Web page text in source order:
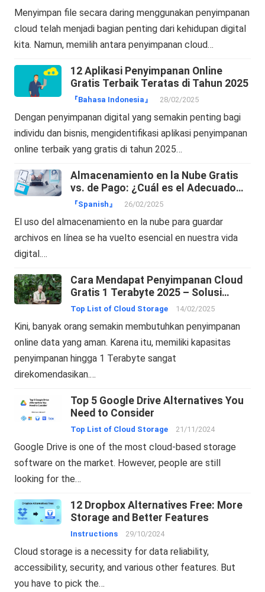
Menyimpan file secara daring menggunakan penyimpanan
cloud telah menjadi bagian penting dari kehidupan digital
kita. Namun, memilih antara penyimpanan cloud…
12 Aplikasi Penyimpanan Online
Gratis Terbaik Teratas di Tahun 2025
『Bahasa Indonesia』 28/02/2025
Dengan penyimpanan digital yang semakin penting bagi
individu dan bisnis, mengidentifikasi aplikasi penyimpanan
online terbaik yang gratis di tahun 2025…
Almacenamiento en la Nube Gratis
vs. de Pago: ¿Cuál es el Adecuado
para Ti?
『Spanish』 26/02/2025
El uso del almacenamiento en la nube para guardar
archivos en línea se ha vuelto esencial en nuestra vida
digital.…
Cara Mendapat Penyimpanan Cloud
Gratis 1 Terabyte 2025 – Solusi
Penyimpanan Online
Top List of Cloud Storage 14/02/2025
Kini, banyak orang semakin membutuhkan penyimpanan
online data yang aman. Karena itu, memiliki kapasitas
penyimpanan hingga 1 Terabyte sangat
direkomendasikan.…
Top 5 Google Drive Alternatives You
Need to Consider
Top List of Cloud Storage 21/11/2024
Google Drive is one of the most cloud-based storage
software on the market. However, people are still
looking for the…
12 Dropbox Alternatives Free: More
Storage and Better Features
Instructions 29/10/2024
Cloud storage is a necessity for data reliability,
accessibility, security, and various other features. But
you have to pick the…